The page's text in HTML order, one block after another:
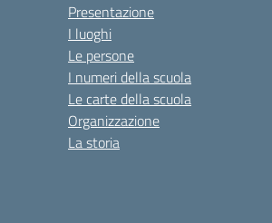
Presentazione
I luoghi
Le persone
I numeri della scuola
Le carte della scuola
Organizzazione
La storia